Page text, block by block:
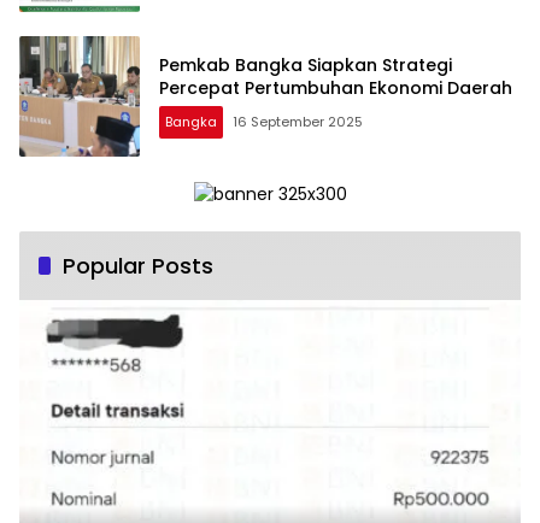
Pemkab Bangka Siapkan Strategi
Percepat Pertumbuhan Ekonomi Daerah
Bangka 16 September 2025
Popular Posts